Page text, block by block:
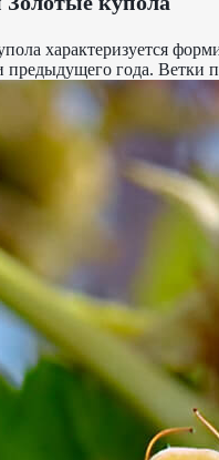
характеризуется
года. Ветки